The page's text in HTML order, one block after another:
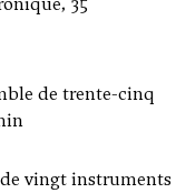
de trente-cinq
vingt instruments